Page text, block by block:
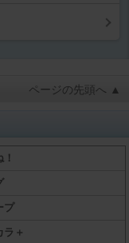
ページの先頭へ ▲
プ
ラ＋